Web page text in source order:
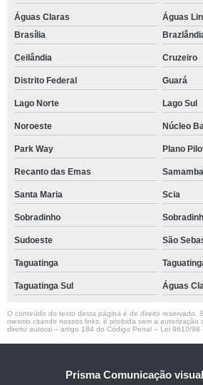
Águas Claras
Águas
Brasília
Ceilândia Cruzeiro
Distrito Federal Guará
Lago Norte Lago Sul
Noroeste Núcleo
Park Way Plano
Recanto das Emas
Santa Maria Scia
Sobradinho
Sudoeste São
Taguatinga
Taguatinga Sul Águas
O conteúdo do texto desta página é de direito reservado.
mesmo citando nossos links, é proibida sem a autorização
direito autoral – artigo 184 do Código Penal – Lei 9610/98
Prisma Comunicação